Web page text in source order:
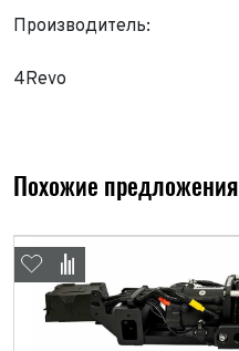
Производитель:
4Revo
Похожие предложения